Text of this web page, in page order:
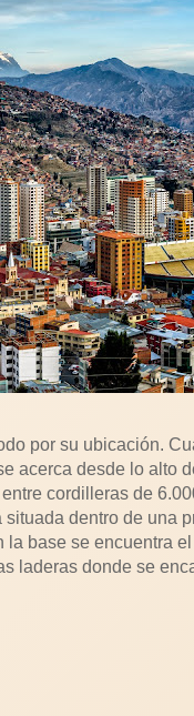
por su ubicación.
acerca desde lo alto
cordilleras de
dentro de una
la base se encuentra
laderas donde se